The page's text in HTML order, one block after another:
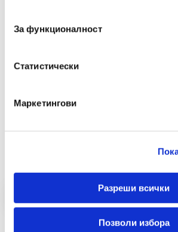
За функционалност
Статистически
Маркетингови
Разреши всички
Позволи избора
Препоръчани